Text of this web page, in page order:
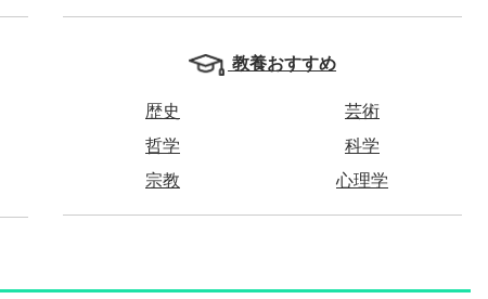
教養おすすめ
歴史
芸術
哲学
科学
宗教
心理学